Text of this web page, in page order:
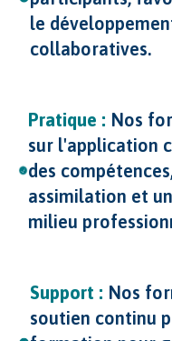
le
collaboratives.
Pratique : Nos
sur l'application
des
assimilation et
milieu
Support : Nos
soutien continu